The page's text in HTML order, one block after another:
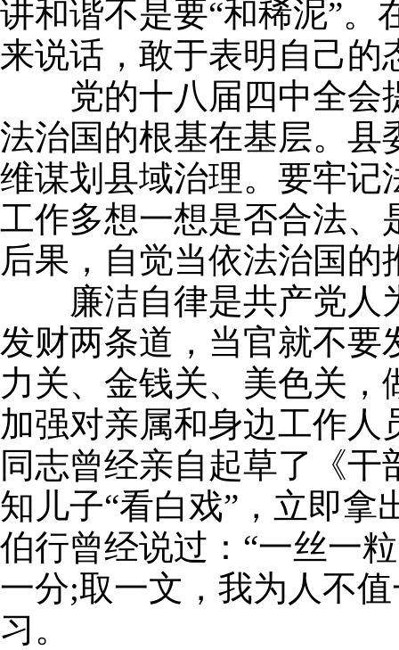
讲和谐不是要“和稀泥”
来说话，敢于表明自己的
党的十八届四中全会提
法治国的根基在基层。县
维谋划县域治理。要牢记
工作多想一想是否合法、
后果，自觉当依法治国的
廉洁自律是共产党人为
发财两条道，当官就不
力关、金钱关、美色关
加强对亲属和身边工作
同志曾经亲自起草了《
知儿子“看白戏”，立即拿
伯行曾经说过：“一丝一
一分;取一文，我为人不
习。